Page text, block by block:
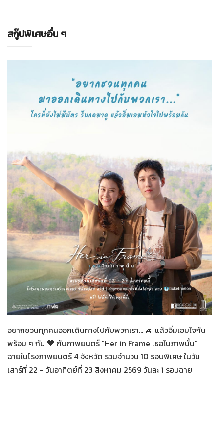
สกู๊ปพิเศษอื่น ๆ
07-08-2569
Her in Frame เธอในภาพนั้น
อยากชวนทุกคนออกเดินทางไปกับพวกเรา... 🚙 แล้วอิ่มเอมใจกัน
พร้อม ๆ กัน 💙 กับภาพยนตร์ "Her in Frame เธอในภาพนั้น"
ฉายในโรงภาพยนตร์ 4 จังหวัด รวมจำนวน 10 รอบพิเศษ ในวัน
เสาร์ที่ 22 - วันอาทิตย์ที่ 23 สิงหาคม 2569 วันละ 1 รอบฉาย